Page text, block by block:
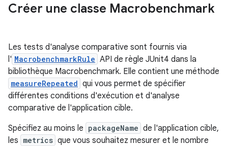
Créer une classe Macrobenchmark
Les tests d'analyse comparative sont fournis via
l' MacrobenchmarkRule API de règle JUnit4 dans la
bibliothèque Macrobenchmark. Elle contient une méthode
measureRepeated qui vous permet de spécifier
différentes conditions d'exécution et d'analyse
comparative de l'application cible.
Spécifiez au moins le packageName de l'application cible,
les metrics que vous souhaitez mesurer et le nombre